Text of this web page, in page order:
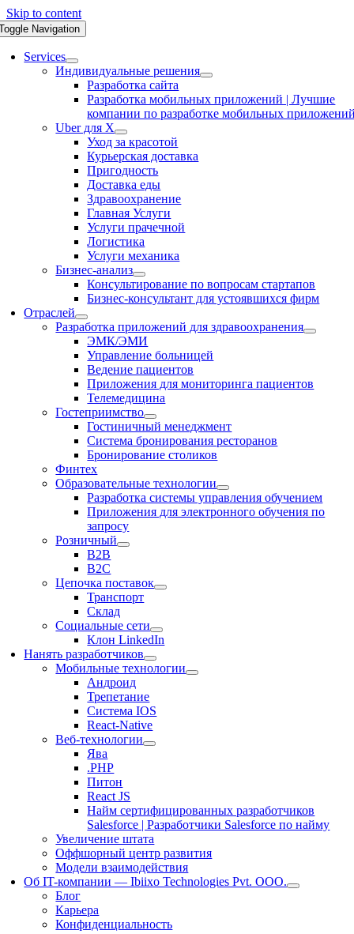
Skip to content
Navigation
Services
Индивидуальные решения
Разработка сайта
Разработка мобильных приложений | Лучшие
компании по разработке мобильных
Uber для X
Уход за красотой
Курьерская доставка
Пригодность
Доставка еды
Здравоохранение
Главная Услуги
Услуги прачечной
Логистика
Услуги механика
Бизнес-анализ
Консультирование по вопросам стартапов
Бизнес-консультант для устоявшихся фирм
Отраслей
Разработка приложений для здравоохранения
ЭМК/ЭМИ
Управление больницей
Ведение пациентов
Приложения для мониторинга пациентов
Телемедицина
Гостеприимство
Гостиничный менеджмент
Система бронирования ресторанов
Бронирование столиков
Финтех
Образовательные технологии
Разработка системы управления обучением
Приложения для электронного обучения по
запросу
Розничный
В2В
В2С
Цепочка поставок
Транспорт
Склад
Социальные сети
Клон LinkedIn
Нанять разработчиков
Мобильные технологии
Андроид
Трепетание
Система IOS
React-Native
Веб-технологии
Ява
.PHP
Питон
React JS
Найм сертифицированных разработчиков
Salesforce | Разработчики Salesforce по найму
Увеличение штата
Оффшорный центр развития
Модели взаимодействия
Об IT-компании — Ibiixo Technologies Pvt. ООО.
Блог
Карьера
Конфиденциальность